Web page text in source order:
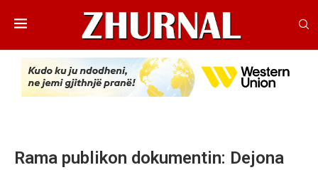
Rama publikon dokumentin: Dejona